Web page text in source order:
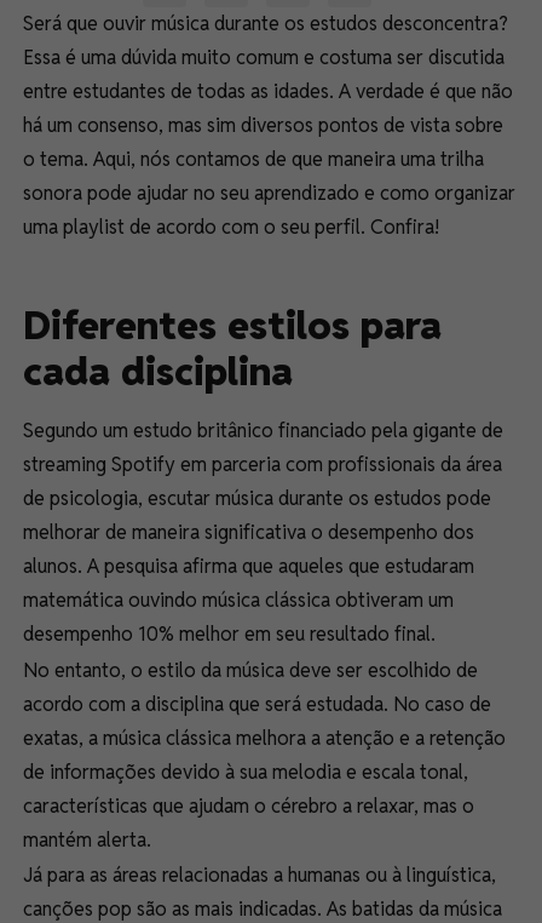
Será que ouvir música durante os estudos desconcentra?
Essa é uma dúvida muito comum e costuma ser discutida
entre estudantes de todas as idades. A verdade é que não
há um consenso, mas sim diversos pontos de vista sobre
o tema. Aqui, nós contamos de que maneira uma trilha
sonora pode ajudar no seu aprendizado e como organizar
uma playlist de acordo com o seu perfil. Confira!
Diferentes estilos para
cada disciplina
Segundo um estudo britânico financiado pela gigante de
streaming Spotify em parceria com profissionais da área
de psicologia, escutar música durante os estudos pode
melhorar de maneira significativa o desempenho dos
alunos. A pesquisa afirma que aqueles que estudaram
matemática ouvindo música clássica obtiveram um
desempenho 10% melhor em seu resultado final.
No entanto, o estilo da música deve ser escolhido de
acordo com a disciplina que será estudada. No caso de
exatas, a música clássica melhora a atenção e a retenção
de informações devido à sua melodia e escala tonal,
características que ajudam o cérebro a relaxar, mas o
mantém alerta.
Já para as áreas relacionadas a humanas ou à linguística,
canções pop são as mais indicadas. As batidas da música